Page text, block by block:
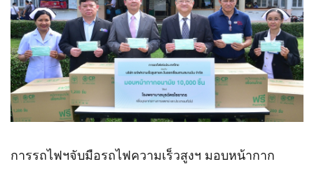
การรถไฟฯจับมือรถไฟความเร็วสูงฯ มอบหน้ากาก